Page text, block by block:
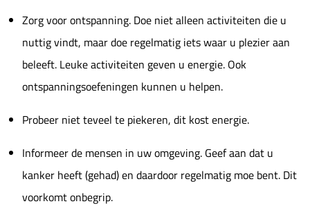
Zorg voor ontspanning. Doe niet alleen activiteiten die u
nuttig vindt, maar doe regelmatig iets waar u plezier aan
beleeft. Leuke activiteiten geven u energie. Ook
ontspanningsoefeningen kunnen u helpen.
Probeer niet teveel te piekeren, dit kost energie.
Informeer de mensen in uw omgeving. Geef aan dat u
kanker heeft (gehad) en daardoor regelmatig moe bent. Dit
voorkomt onbegrip.